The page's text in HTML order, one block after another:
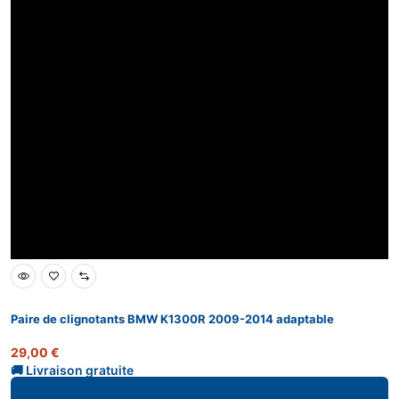
Paire de clignotants BMW K1300R 2009-2014 adaptable
29,00 €